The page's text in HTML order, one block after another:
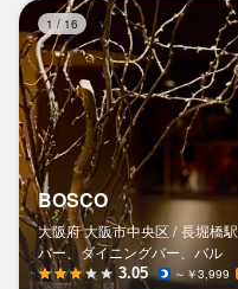
1 / 16
BOSCO
大阪府 大阪市中央区 / 長堀橋駅
バー、ダイニングバー、バル
3.05 ～￥3,999